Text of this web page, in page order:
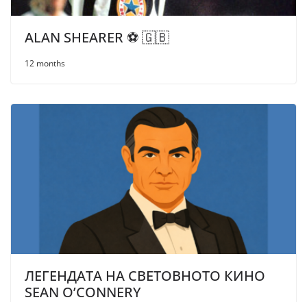
ALAN SHEARER ⚽ 🇬🇧
12 months
ЛЕГЕНДАТА НА СВЕТОВНОТО КИНО
SEAN O’CONNERY